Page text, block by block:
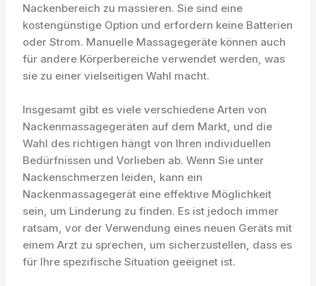
Nackenbereich zu massieren. Sie sind eine
kostengünstige Option und erfordern keine Batterien
oder Strom. Manuelle Massagegeräte können auch
für andere Körperbereiche verwendet werden, was
sie zu einer vielseitigen Wahl macht.
Insgesamt gibt es viele verschiedene Arten von
Nackenmassagegeräten auf dem Markt, und die
Wahl des richtigen hängt von Ihren individuellen
Bedürfnissen und Vorlieben ab. Wenn Sie unter
Nackenschmerzen leiden, kann ein
Nackenmassagegerät eine effektive Möglichkeit
sein, um Linderung zu finden. Es ist jedoch immer
ratsam, vor der Verwendung eines neuen Geräts mit
einem Arzt zu sprechen, um sicherzustellen, dass es
für Ihre spezifische Situation geeignet ist.